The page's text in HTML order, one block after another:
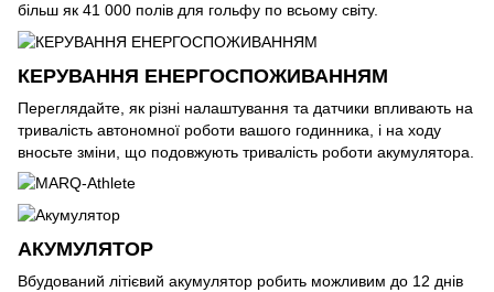
більш як 41 000 полів для гольфу по всьому світу.
КЕРУВАННЯ ЕНЕРГОСПОЖИВАННЯМ
Переглядайте, як різні налаштування та датчики впливають на
тривалість автономної роботи вашого годинника, і на ходу
вносьте зміни, що подовжують тривалість роботи акумулятора.
АКУМУЛЯТОР
Вбудований літієвий акумулятор робить можливим до 12 днів